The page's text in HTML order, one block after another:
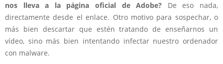
nos lleva a la página oficial de Adobe? De eso nada,
directamente desde el enlace. Otro motivo para sospechar, o
más bien descartar que estén tratando de enseñarnos un
vídeo, sino más bien intentando infectar nuestro ordenador
con malware.